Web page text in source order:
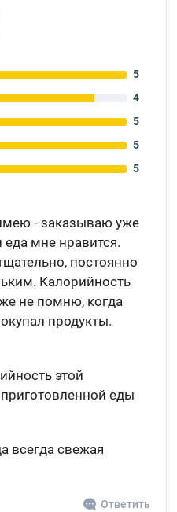
5
4
5
5
5
- заказываю уже
мне нравится.
постоянно
Калорийность
не помню, когда
продукты.
этой
еды
всегда свежая
Ответить